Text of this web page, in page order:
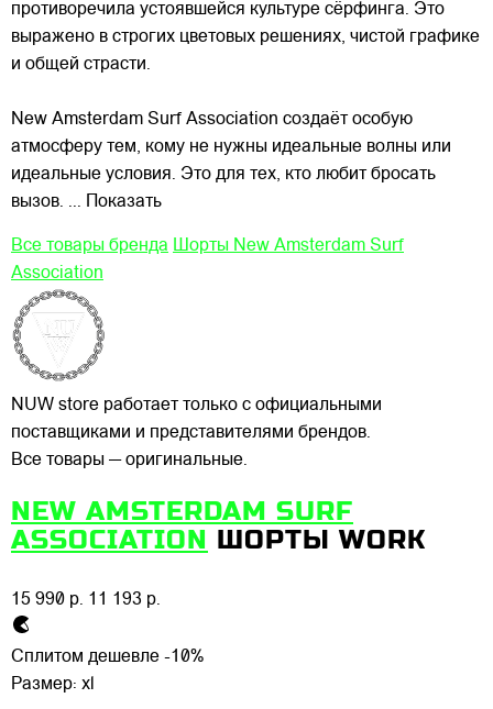
противоречила устоявшейся культуре сёрфинга. Это
выражено в строгих цветовых решениях, чистой графике
и общей страсти.
New Amsterdam Surf Association создаёт особую
атмосферу тем, кому не нужны идеальные волны или
идеальные условия. Это для тех, кто любит бросать
вызов. ... Показать
Все товары бренда Шорты New Amsterdam Surf
Association
NUW store работает только с официальными
поставщиками и представителями брендов.
Все товары — оригинальные.
NEW AMSTERDAM SURF
ASSOCIATION ШОРТЫ WORK
15 990 р. 11 193 р.
Сплитом дешевле -10%
Размер: xl